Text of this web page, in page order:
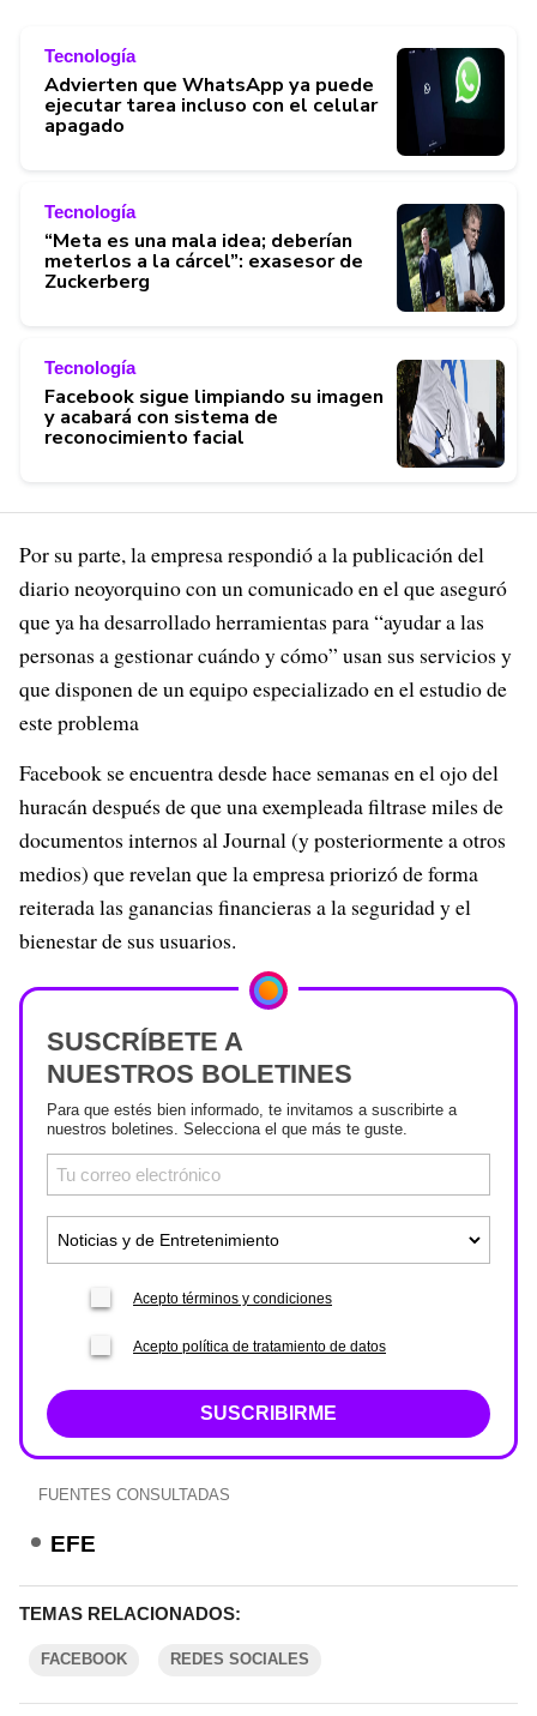
Tecnología
Advierten que WhatsApp ya puede
ejecutar tarea incluso con el celular
apagado
Tecnología
“Meta es una mala idea; deberían
meterlos a la cárcel”: exasesor de
Zuckerberg
Tecnología
Facebook sigue limpiando su imagen
y acabará con sistema de
reconocimiento facial
Por su parte, la empresa respondió a la publicación del
diario neoyorquino con un comunicado en el que aseguró
que ya ha desarrollado herramientas para “ayudar a las
personas a gestionar cuándo y cómo” usan sus servicios y
que disponen de un equipo especializado en el estudio de
este problema
Facebook se encuentra desde hace semanas en el ojo del
huracán después de que una exempleada filtrase miles de
documentos internos al Journal (y posteriormente a otros
medios) que revelan que la empresa priorizó de forma
reiterada las ganancias financieras a la seguridad y el
bienestar de sus usuarios.
SUSCRÍBETE A
NUESTROS BOLETINES
Para que estés bien informado, te invitamos a suscribirte a
nuestros boletines. Selecciona el que más te guste.
Acepto términos y condiciones
Acepto política de tratamiento de datos
SUSCRIBIRME
FUENTES CONSULTADAS
EFE
TEMAS RELACIONADOS:
FACEBOOK REDES SOCIALES